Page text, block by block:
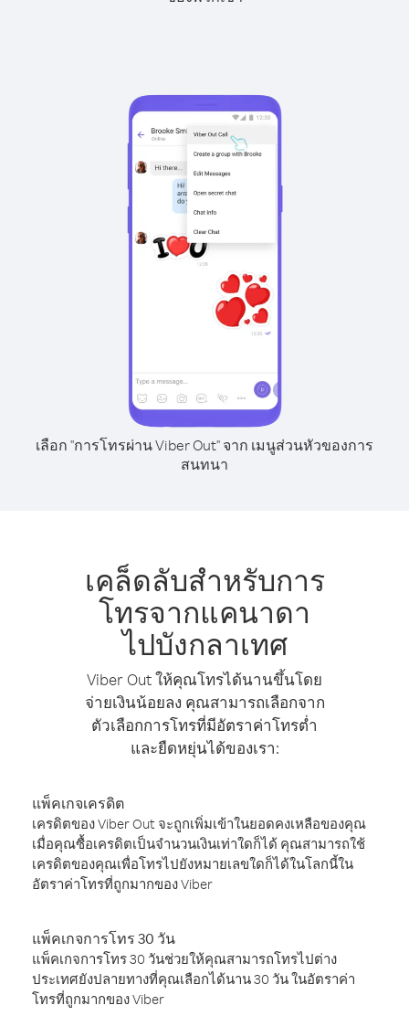
เลือก "การโทรผ่าน Viber Out" จาก เมนูส่วนหัวของการ
สนทนา
เคล็ดลับสำหรับการ
โทรจากแคนาดา
ไปบังกลาเทศ
Viber Out ให้คุณโทรได้นานขึ้นโดย
จ่ายเงินน้อยลง คุณสามารถเลือกจาก
ตัวเลือกการโทรที่มีอัตราค่าโทรต่ำ
และยืดหยุ่นได้ของเรา:
แพ็คเกจเครดิต
เครดิตของ Viber Out จะถูกเพิ่มเข้าในยอดคงเหลือของคุณ
เมื่อคุณซื้อเครดิตเป็นจำนวนเงินเท่าใดก็ได้ คุณสามารถใช้
เครดิตของคุณเพื่อโทรไปยังหมายเลขใดก็ได้ในโลกนี้ใน
อัตราค่าโทรที่ถูกมากของ Viber
แพ็คเกจการโทร 30 วัน
แพ็คเกจการโทร 30 วันช่วยให้คุณสามารถโทรไปต่าง
ประเทศยังปลายทางที่คุณเลือกได้นาน 30 วัน ในอัตราค่า
โทรที่ถูกมากของ Viber